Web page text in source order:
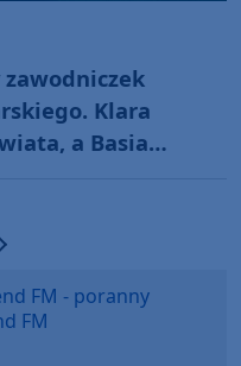
Klara
a Basia
stronastrona
FM - poranny
FM